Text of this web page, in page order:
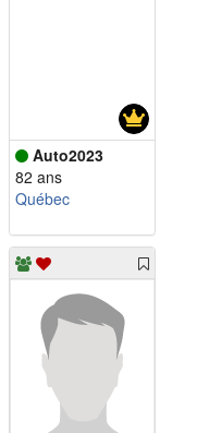
Auto2023
82 ans
Québec